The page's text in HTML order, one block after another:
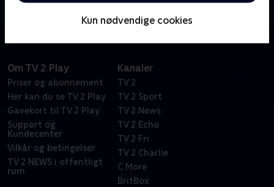
Kun nødvendige cookies
sag, og Rolf bliver igen involveret. Men han har en
skjult dagsorden: Han håber endelig at finde ud af,
Om TV 2 Play
Priser og abonnement
Her kan du se TV 2 Play
Gavekort til TV 2 Play
Support og
Kundecenter
Vilkår og betingelser
TV 2 NEWS i offentligt
rum
Kanaler
TV 2
TV 2 Sport
TV 2 News
TV 2 Echo
TV 2 Fri
TV 2 Charlie
C More
BritBox